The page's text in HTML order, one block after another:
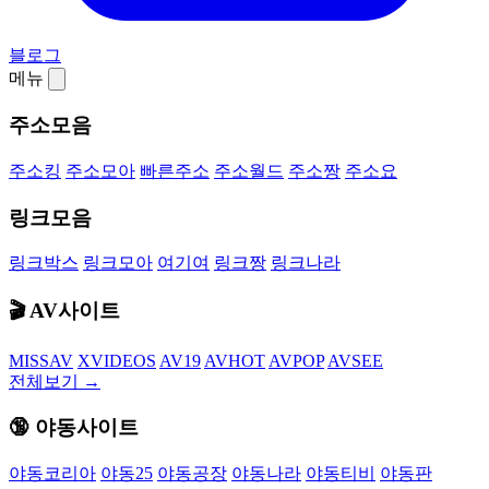
블로그
메뉴
주소모음
주소킹 주소모아 빠른주소 주소월드 주소짱 주소요
링크모음
링크박스 링크모아 여기여 링크짱 링크나라
🎬 AV사이트
MISSAV XVIDEOS AV19 AVHOT AVPOP AVSEE
전체보기 →
🔞 야동사이트
야동코리아 야동25 야동공장 야동나라 야동티비
야동판